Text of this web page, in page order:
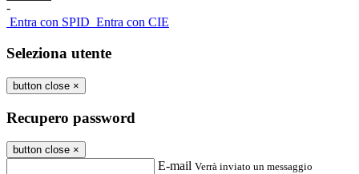
-
Entra con SPID Entra con CIE
Seleziona utente
button close ×
Recupero password
button close ×
E-mail Verrà inviato un messaggio